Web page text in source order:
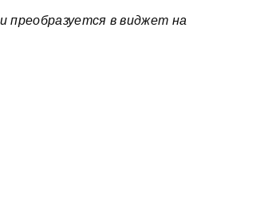
преобразуется в виджет на